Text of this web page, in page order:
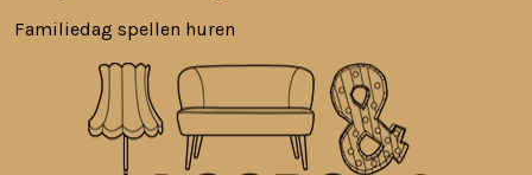
Familiedag spellen huren